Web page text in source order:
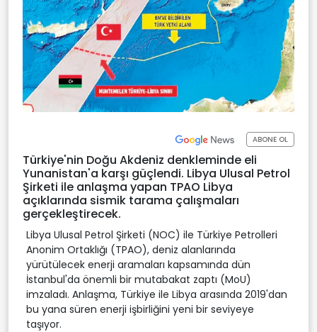
ABONE OL
Türkiye'nin Doğu Akdeniz denkleminde eli
Yunanistan'a karşı güçlendi. Libya Ulusal Petrol
Şirketi ile anlaşma yapan TPAO Libya
açıklarında sismik tarama çalışmaları
gerçekleştirecek.
Libya Ulusal Petrol Şirketi (NOC) ile Türkiye Petrolleri
Anonim Ortaklığı (TPAO), deniz alanlarında
yürütülecek enerji aramaları kapsamında dün
İstanbul'da önemli bir mutabakat zaptı (MoU)
imzaladı. Anlaşma, Türkiye ile Libya arasında 2019'dan
bu yana süren enerji işbirliğini yeni bir seviyeye
taşıyor.